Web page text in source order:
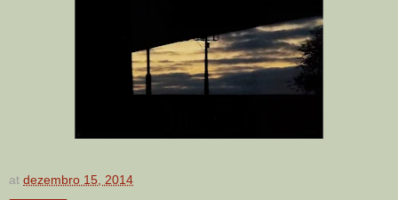
at dezembro 15, 2014